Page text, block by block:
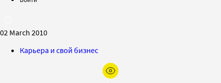
02 March 2010
Карьера и свой бизнес